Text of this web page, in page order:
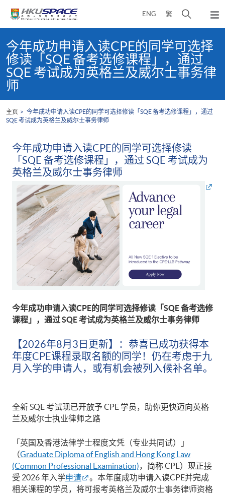
ENG 繁
开
搜
寻
介
面
弹
出
主
菜
content
start今年成功申请入读CPE的同学可选择
修读「SQE 备考选修课程」，通过
SQE 考试成为英格兰及威尔士事务律
师
主页
今年成功申请入读CPE的同学可选择修读「SQE 备考选修课程」，通过
SQE 考试成为英格兰及威尔士事务律师
今年成功申请入读CPE的同学可选择修读
「SQE 备考选修课程」，通过 SQE 考试成为
英格兰及威尔士事务律师
今年成功申请入读CPE的同学可选择修读「SQE备考选修
课程」，通过SQE考试成为英格兰及威尔士事务律师
【2026年8月3日更新】：恭喜已成功获得本
年度CPE课程录取名额的同学！仍在考虑于九
月入学的申请人，或有机会被列入候补名单。
全新 SQE 考试现已开放予 CPE 学员，助你更快迈向英格
兰及威尔士执业律师之路
「英国及香港法律学士程度文凭（专业共同试）」
（Graduate Diploma of English and Hong Kong Law
(Common Professional Examination)，简称 CPE）现正接
受 2026 年入学申请
。本年度成功申请入读CPE并完成
相关课程的学员，将可报考英格兰及威尔士事务律师资格